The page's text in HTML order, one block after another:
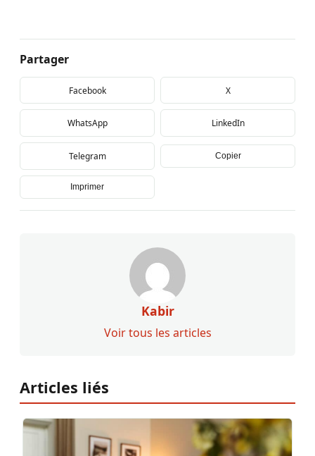
Partager
Facebook X
WhatsApp LinkedIn
Telegram Copier
Imprimer
Kabir
Voir tous les articles
Articles liés